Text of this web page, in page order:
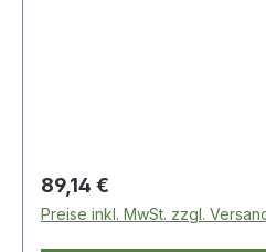
Regulärer Preis:
89,14 €
Preise inkl. MwSt. zzgl.